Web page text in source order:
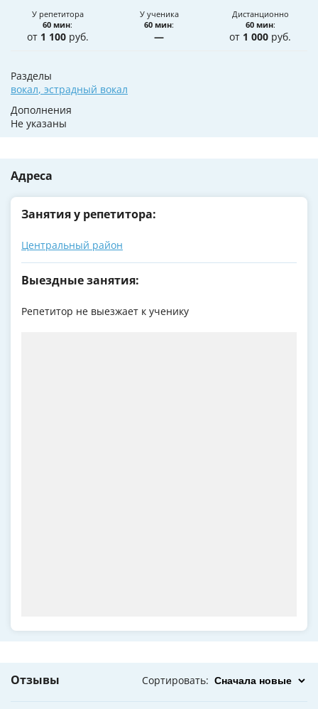
У репетитора
60 мин:
от 1 100руб.
У ученика
60 мин:
—
Дистанционно
60 мин:
от 1 000 руб.
Разделы
вокал, эстрадный вокал
Дополнения
Не указаны
Адреса
Занятия у репетитора:
Центральный район
Выездные занятия:
Репетитор не выезжает к ученику
Отзывы Сортировать: